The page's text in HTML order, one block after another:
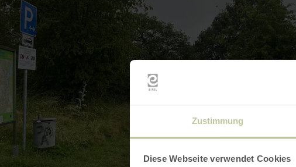
Zustimmung
Diese Webseite verwendet Cookies